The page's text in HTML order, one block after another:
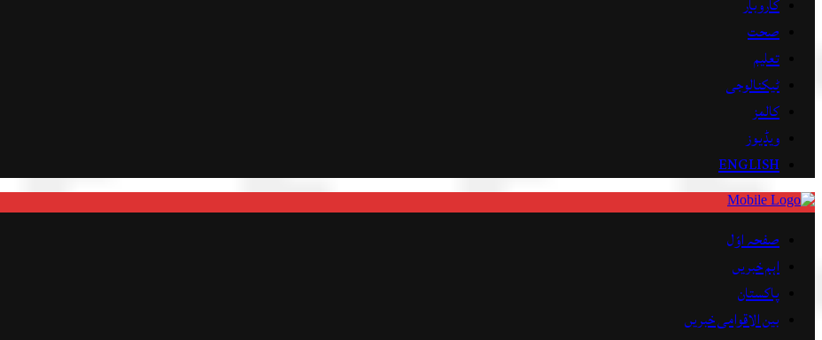
صحت
تعلیم
ٹیکنالوجی
کالمز
ویڈیوز
ENGLISH
صفحہ اوّل
اہم خبریں
پاکستان
بین الاقوامی خبریں